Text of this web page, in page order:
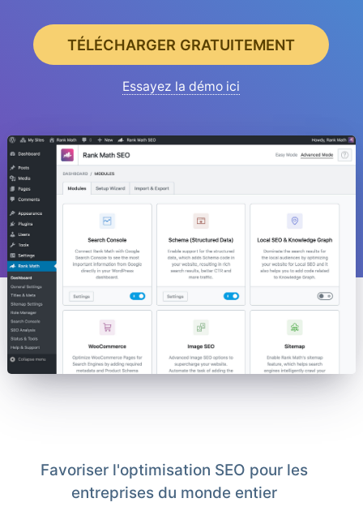
TÉLÉCHARGER GRATUITEMENT
Essayez la démo ici
Favoriser l'optimisation SEO pour les
entreprises du monde entier